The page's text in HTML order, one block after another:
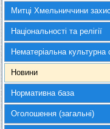
Митці Хмельниччини
Національності та релігії
Нематеріальна культурна
Новини
Нормативна база
Оголошення (загальні)